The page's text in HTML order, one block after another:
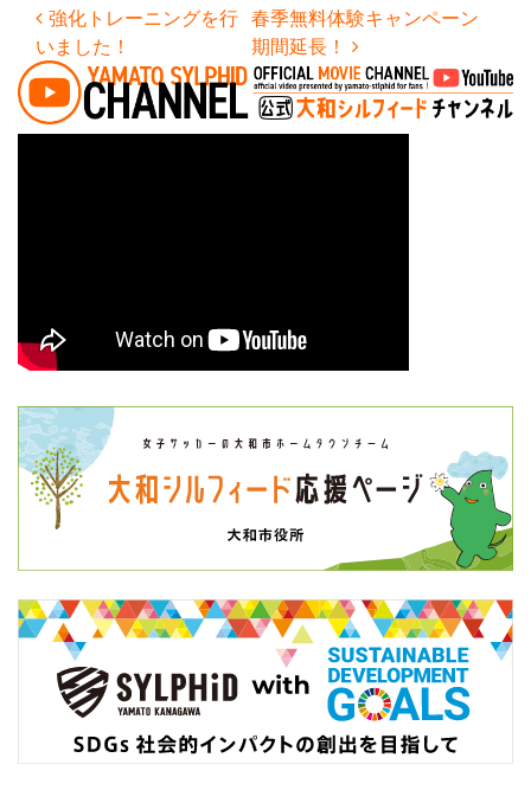
投稿ナビゲーション
強化トレーニングを行
いました！
春季無料体験キャンペーン
期間延長！